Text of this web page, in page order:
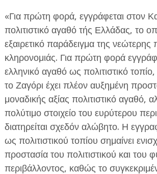
«Για πρώτη φορά, εγγράφεται στον
πολιτιστικό αγαθό τής Ελλάδας, το
εξαιρετικό παράδειγμα της νεώτερης
κληρονομιάς. Για πρώτη φορά
ελληνικό αγαθό ως πολιτιστικό
το Ζαγόρι έχει πλέον αυξημένη
μοναδικής αξίας πολιτιστικό αγαθό,
πολύτιμο στοιχείο του ευρύτερου
διατηρείται σχεδόν αλώβητο. Η
ως πολιτιστικού τοπίου σημαίνει
προστασία του πολιτιστικού και του
περιβάλλοντος, καθώς το